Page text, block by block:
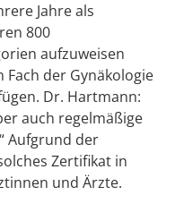
Jahre als
800
aufzuweisen
der Gynäkologie
Dr. Hartmann:
auch regelmäßige
Aufgrund der
Zertifikat in
und Ärzte.